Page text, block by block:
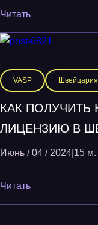
Читать
VASP Швейцария
КАК
ЛИЦЕНЗИЮ В
Июнь / 04 / 2024 15 м.
Читать